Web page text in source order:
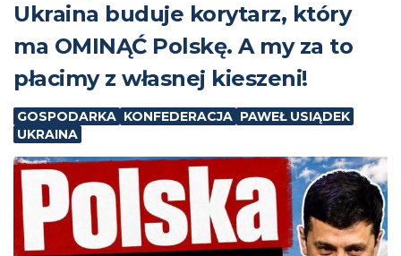
Ukraina buduje korytarz, który
ma OMINĄĆ Polskę. A my za to
płacimy z własnej kieszeni!
GOSPODARKA KONFEDERACJA PAWEŁ USIĄDEK
UKRAINA